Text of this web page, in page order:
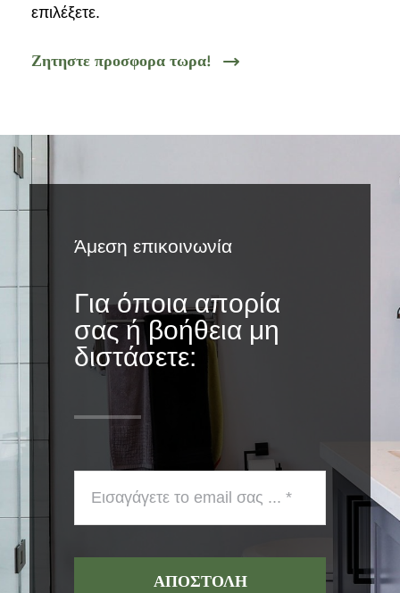
επιλέξετε.
Ζητηστε προσφορα τωρα!
Άμεση επικοινωνία
Για όποια απορία
σας ή βοήθεια μη
διστάσετε:
ΑΠΟΣΤΟΛΗ